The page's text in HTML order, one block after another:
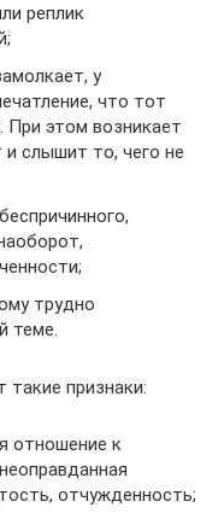
реплик
у
что тот
При этом возникает
и слышит то, чего не
трудно
теме.
такие признаки:
отношение к
отчужденность;